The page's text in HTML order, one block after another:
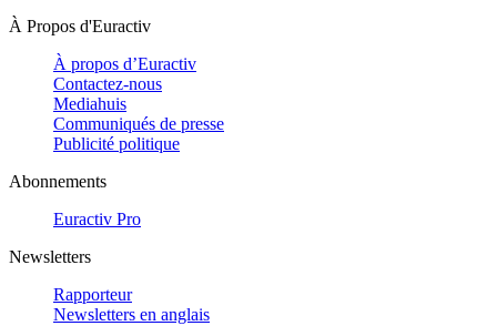
À Propos d'Euractiv
À propos d’Euractiv
Contactez-nous
Mediahuis
Communiqués de presse
Publicité politique
Abonnements
Euractiv Pro
Newsletters
Rapporteur
Newsletters en anglais